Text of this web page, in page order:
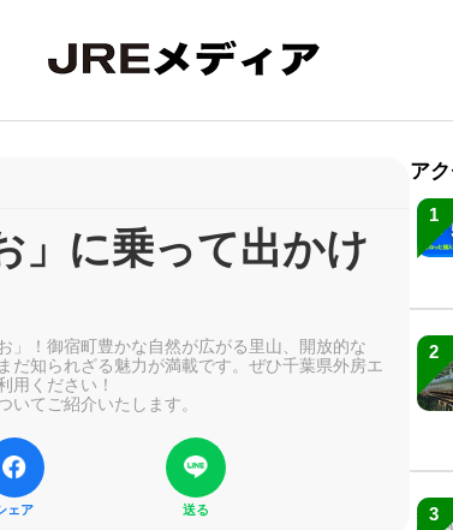
」に乗って出かけ
」！御宿町豊かな自然が広がる里山、開放的な
だ知られざる魅力が満載です。ぜひ千葉県外房エ
用ください！
てご紹介いたします。
ェア 送る
ア
1
2
3